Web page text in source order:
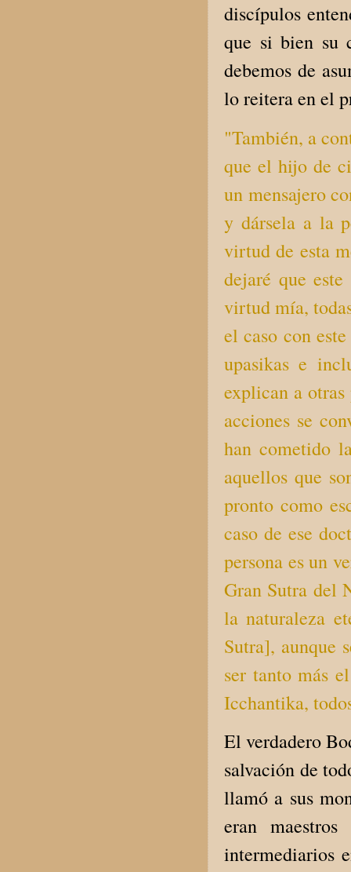
discípulos
que si bien su
debemos de
lo reitera en el
"También, a
que el hijo de
un mensajero
y dársela a la
virtud de esta
dejaré que
virtud mía,
el caso con
upasikas e
explican a
acciones se
han cometido
aquellos que
pronto como
caso de ese
persona es un
Gran Sutra del
la naturaleza
Sutra], aunque
ser tanto más
Icchantika,
El verdadero
salvación de
llamó a sus
eran
intermediarios